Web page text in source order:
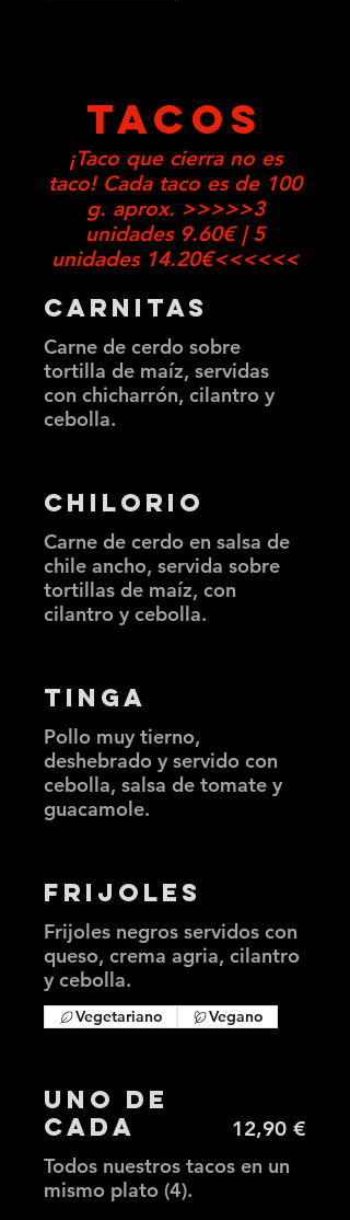
TACOS
¡Taco que cierra no es
taco! Cada taco es de 100
g. aprox. >>>>>3
unidades 9.60€ | 5
unidades 14.20€<<<<<<
Carnitas
Carne de cerdo sobre
tortilla de maíz, servidas
con chicharrón, cilantro y
cebolla.
Chilorio
Carne de cerdo en salsa de
chile ancho, servida sobre
tortillas de maíz, con
cilantro y cebolla.
Tinga
Pollo muy tierno,
deshebrado y servido con
cebolla, salsa de tomate y
guacamole.
Frijoles
Frijoles negros servidos con
queso, crema agria, cilantro
y cebolla.
Vegetariano Vegano
Uno de
cada
Todos nuestros tacos en un
12,90 €